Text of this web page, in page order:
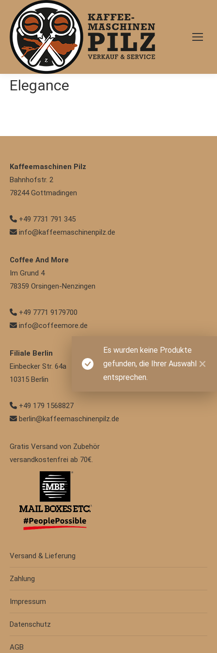
Elegance
Es wurden keine Produkte
gefunden, die Ihrer Auswahl
entsprechen.
Kaffeemaschinen Pilz
Bahnhofstr. 2
78244 Gottmadingen
+49 7731 791 345
info@kaffeemaschinenpilz.de
Coffee And More
Im Grund 4
78359 Orsingen-Nenzingen
+49 7771 9179700
info@coffeemore.de
Filiale Berlin
Einbecker Str. 64a
10315 Berlin
+49 179 1568827
berlin@kaffeemaschinenpilz.de
Gratis Versand von Zubehör
versandkostenfrei ab 70€.
Versand & Lieferung
Zahlung
Impressum
Datenschutz
AGB